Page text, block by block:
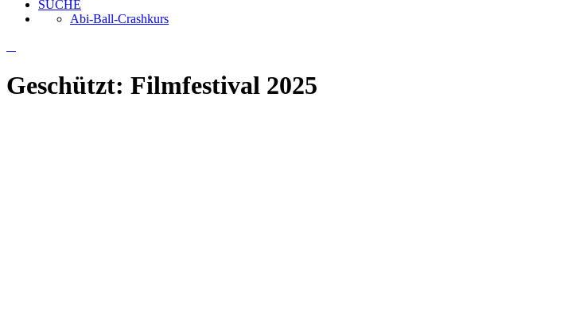
SUCHE
Abi-Ball-Crashkurs
Geschützt: Filmfestival 2025